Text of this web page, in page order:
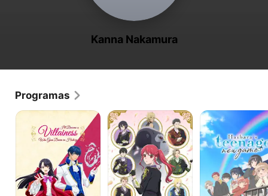
Kanna Nakamura
Programas
I'll
Become
Villainess
Down
in
History
The
Gorilla
God's
Go-
To
Girl
Haibara's
Teenage
New
Game+